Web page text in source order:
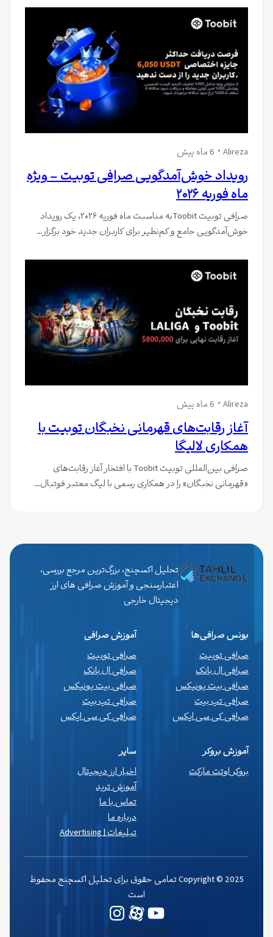
Alireza 6 ماه پیش
رویداد خوش‌آمدگویی صرافی توبیت – ویژه
ماه فوریه ۲۰۲۶
صرافی توبیت Toobitبه مناسبت ماه فوریه ۲۰۲۶، یک رویداد
خوش‌آمدگویی جامع و کم‌نظیر برای کاربران جدید خود برگزار…
Alireza 6 ماه پیش
آغاز رقابت‌های قهرمانی نخبگان توبیت با
همکاری لالیگا
صرافی بین‌المللی توبیت Toobit با افتخار آغاز رقابت‌های
«قهرمانی نخبگان» را در همکاری رسمی با لیگ معتبر فوتبال…
تحلیل اکسچنج، بزرگ‌ترین مرجع بررسی،
اعتبارسنجی و آموزش صرافی های ارز
دیجیتال خارجی
بونس صرافی‌ها
صرافی توبیت
صرافی ال بانک
صرافی بیت یونیکس
صرافی تپ بیت
صرافی کی سی ایکس
آموزش صرافی
صرافی توبیت
صرافی ال بانک
صرافی بیت یونیکس
صرافی تپ بیت
صرافی کی سی ایکس
آموزش بروکر
بروکر اوتت مارکت
سایر
اخبار ارز دیجیتال
آموزش ترید
تماس با ما
درباره ما
تبلیغات | Advertising
یوتیوبوردپرس
Copyright © 2025 تمامی حقوق برای تحلیل اکسچنج محفوظ
است
بازگشت به بالا